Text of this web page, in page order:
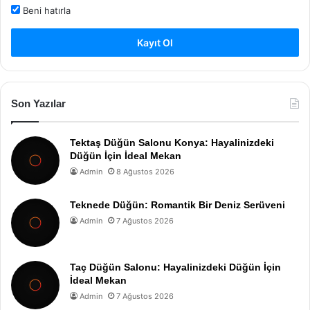
Beni hatırla
Kayıt Ol
Son Yazılar
Tektaş Düğün Salonu Konya: Hayalinizdeki
Düğün İçin İdeal Mekan
Admin 8 Ağustos 2026
Teknede Düğün: Romantik Bir Deniz Serüveni
Admin 7 Ağustos 2026
Taç Düğün Salonu: Hayalinizdeki Düğün İçin
İdeal Mekan
Admin 7 Ağustos 2026